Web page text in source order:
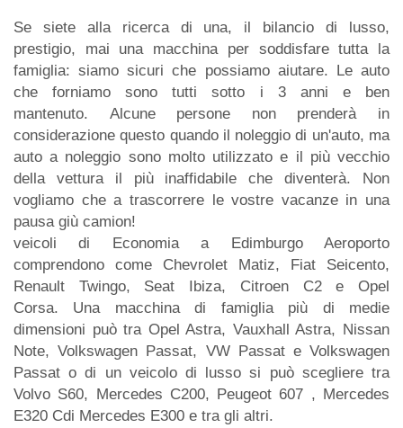
Se siete alla ricerca di una, il bilancio di lusso,
prestigio, mai una macchina per soddisfare tutta la
famiglia: siamo sicuri che possiamo aiutare. Le auto
che forniamo sono tutti sotto i 3 anni e ben
mantenuto. Alcune persone non prenderà in
considerazione questo quando il noleggio di un'auto, ma
auto a noleggio sono molto utilizzato e il più vecchio
della vettura il più inaffidabile che diventerà. Non
vogliamo che a trascorrere le vostre vacanze in una
pausa giù camion!
veicoli di Economia a Edimburgo Aeroporto
comprendono come Chevrolet Matiz, Fiat Seicento,
Renault Twingo, Seat Ibiza, Citroen C2 e Opel
Corsa. Una macchina di famiglia più di medie
dimensioni può tra Opel Astra, Vauxhall Astra, Nissan
Note, Volkswagen Passat, VW Passat e Volkswagen
Passat o di un veicolo di lusso si può scegliere tra
Volvo S60, Mercedes C200, Peugeot 607 , Mercedes
E320 Cdi Mercedes E300 e tra gli altri.